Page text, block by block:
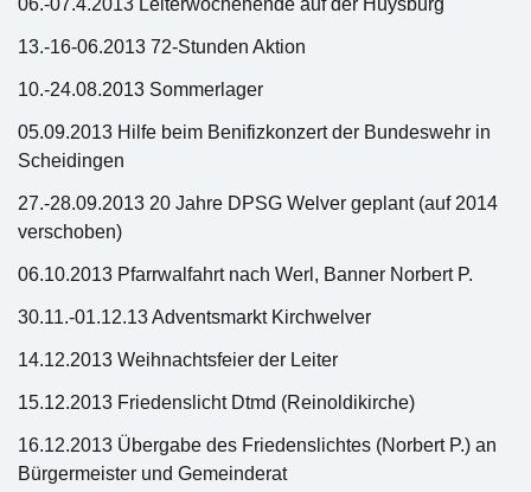
06.-07.4.2013 Leiterwochenende auf der Huysburg
13.-16-06.2013 72-Stunden Aktion
10.-24.08.2013 Sommerlager
05.09.2013 Hilfe beim Benifizkonzert der Bundeswehr in
Scheidingen
27.-28.09.2013 20 Jahre DPSG Welver geplant (auf 2014
verschoben)
06.10.2013 Pfarrwalfahrt nach Werl, Banner Norbert P.
30.11.-01.12.13 Adventsmarkt Kirchwelver
14.12.2013 Weihnachtsfeier der Leiter
15.12.2013 Friedenslicht Dtmd (Reinoldikirche)
16.12.2013 Übergabe des Friedenslichtes (Norbert P.) an
Bürgermeister und Gemeinderat